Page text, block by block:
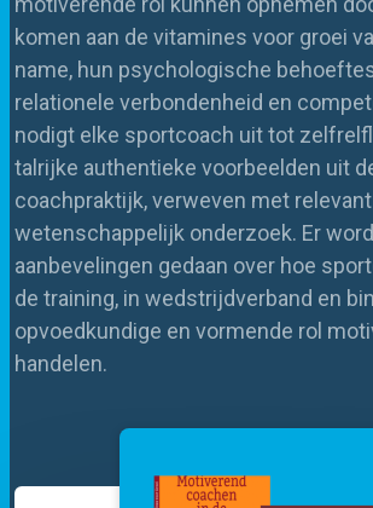
komen aan de vitamines voor groei
name, hun psychologische
relationele verbondenheid en
nodigt elke sportcoach uit tot
talrijke authentieke voorbeelden uit
coachpraktijk, verweven met relevant
wetenschappelijk onderzoek. Er
aanbevelingen gedaan over hoe
de training, in wedstrijdverband en
opvoedkundige en vormende rol
handelen.